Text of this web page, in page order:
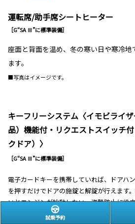
運転席/助手席シートヒーター
［G“SA Ⅲ”に標準装備］
座面と背面を温め、冬の寒い日や寒冷地
ます。
■写真はイメージです。
キーフリーシステム〈イモビライ
品）機能付・リクエストスイッチ
クドア）〉
［G“SA Ⅲ”に標準装備］
電子カードキーを携帯していれば、ドアハ
を押すだけでドアの施錠と解錠が行えます
いとエンジンが始動しない、盗難防止に役
す。さらに、電子カードキーの電池残量が
試乗予約